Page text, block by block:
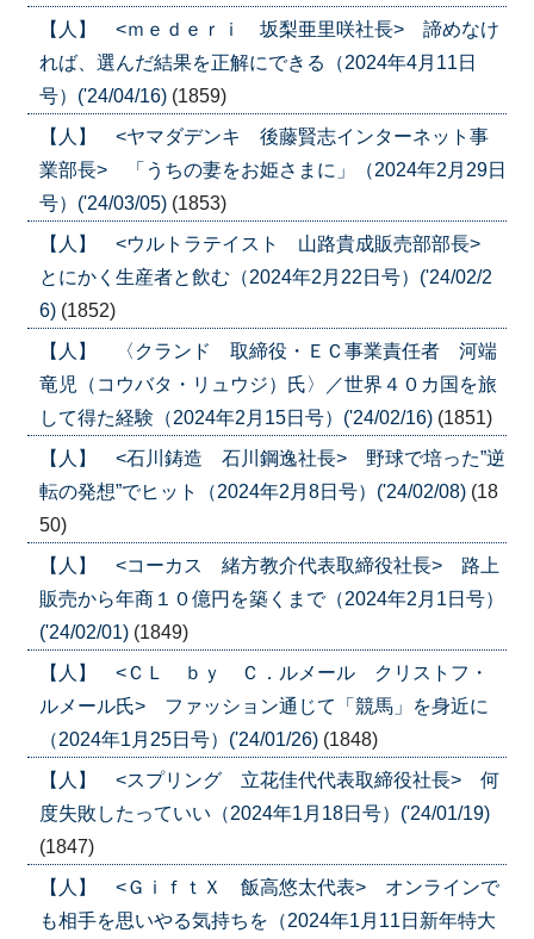
【人】 <ｍｅｄｅｒｉ 坂梨亜里咲社長> 諦めなけ
れば、選んだ結果を正解にできる（2024年4月11日
号）('24/04/16) (1859)
【人】 <ヤマダデンキ 後藤賢志インターネット事
業部長> 「うちの妻をお姫さまに」（2024年2月29日
号）('24/03/05) (1853)
【人】 <ウルトラテイスト 山路貴成販売部部長>
とにかく生産者と飲む（2024年2月22日号）('24/02/2
6) (1852)
【人】 〈クランド 取締役・ＥＣ事業責任者 河端
竜児（コウバタ・リュウジ）氏〉／世界４０カ国を旅
して得た経験（2024年2月15日号）('24/02/16) (1851)
【人】 <石川鋳造 石川鋼逸社長> 野球で培った”逆
転の発想”でヒット（2024年2月8日号）('24/02/08) (18
50)
【人】 <コーカス 緒方教介代表取締役社長> 路上
販売から年商１０億円を築くまで（2024年2月1日号）
('24/02/01) (1849)
【人】 <ＣＬ ｂｙ Ｃ．ルメール クリストフ・
ルメール氏> ファッション通じて「競馬」を身近に
（2024年1月25日号）('24/01/26) (1848)
【人】 <スプリング 立花佳代代表取締役社長> 何
度失敗したっていい（2024年1月18日号）('24/01/19)
(1847)
【人】 <ＧｉｆｔＸ 飯高悠太代表> オンラインで
も相手を思いやる気持ちを（2024年1月11日新年特大